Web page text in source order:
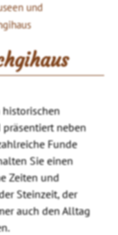
und
neben
Funde
Sie einen
Zeiten und
Steinzeit, der
auch den Alltag